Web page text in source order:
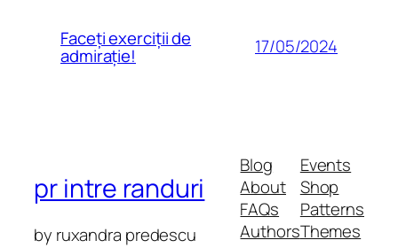
Faceți exerciții de
admirație! 17/05/2024
pr intre randuri
by ruxandra predescu
Blog
About
FAQs
Authors
Events
Shop
Patterns
Themes